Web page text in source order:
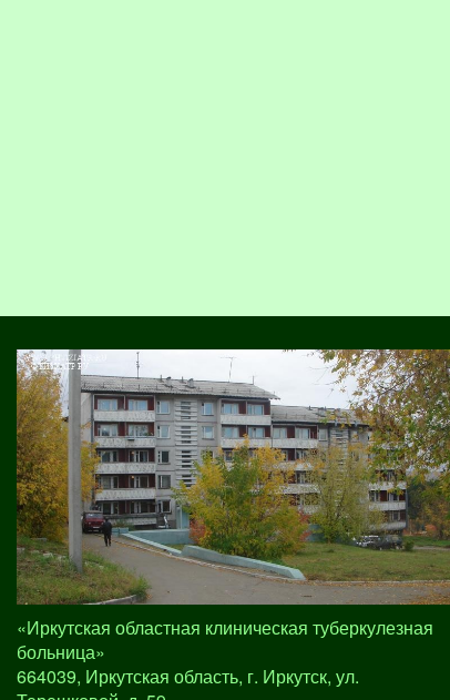
«Иркутская областная клиническая туберкулезная
больница»
664039, Иркутская область, г. Иркутск, ул.